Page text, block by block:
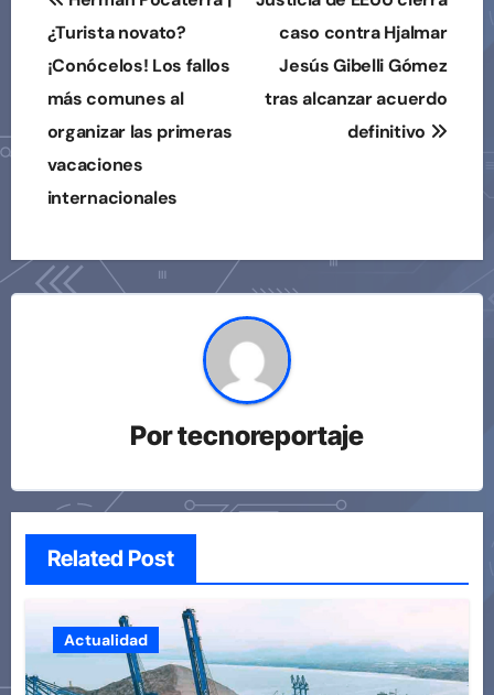
de
entradas
¿Turista novato?
¡Conócelos! Los fallos
más comunes al
organizar las primeras
vacaciones
internacionales
caso contra Hjalmar
Jesús Gibelli Gómez
tras alcanzar acuerdo
definitivo
Portecnoreportaje
Related Post
Actualidad